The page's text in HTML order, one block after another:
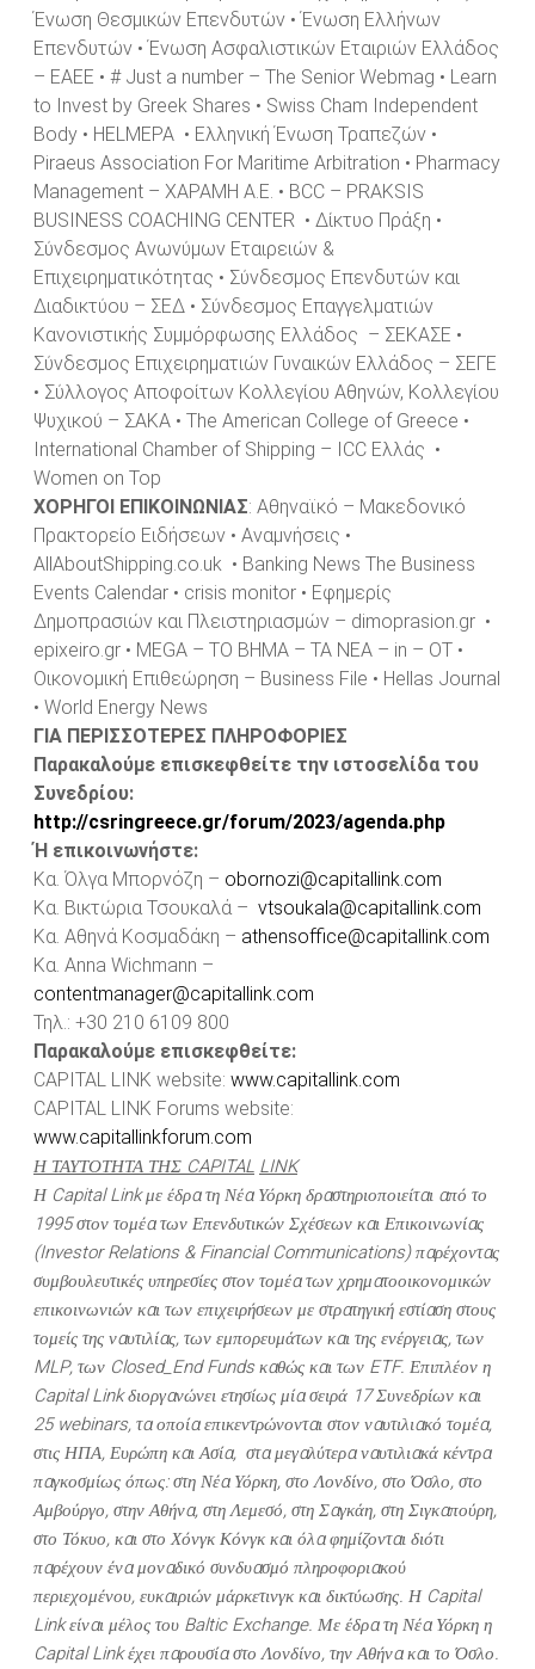
Ένωση Θεσμικών Επενδυτών • Ένωση Ελλήνων
Επενδυτών • Ένωση Ασφαλιστικών Εταιριών Ελλάδος
– ΕΑΕΕ • # Just a number – The Senior Webmag • Learn
to Invest by Greek Shares • Swiss Cham Independent
Body • HELMEPA • Ελληνική Ένωση Τραπεζών •
Piraeus Association For Maritime Arbitration • Pharmacy
Management – ΧΑΡΑΜΗ Α.Ε. • BCC – PRAKSIS
BUSINESS COACHING CENTER • Δίκτυο Πράξη •
Σύνδεσμος Ανωνύμων Εταιρειών &
Επιχειρηματικότητας • Σύνδεσμος Επενδυτών και
Διαδικτύου – ΣΕΔ • Σύνδεσμος Επαγγελματιών
Κανονιστικής Συμμόρφωσης Ελλάδος – ΣΕΚΑΣΕ •
Σύνδεσμος Επιχειρηματιών Γυναικών Ελλάδος – ΣΕΓΕ
• Σύλλογος Αποφοίτων Κολλεγίου Αθηνών, Κολλεγίου
Ψυχικού – ΣΑΚΑ • The American College of Greece •
International Chamber of Shipping – ICC Ελλάς •
Women on Top
ΧΟΡΗΓΟΙ ΕΠΙΚΟΙΝΩΝΙΑΣ: Αθηναϊκό – Μακεδονικό
Πρακτορείο Ειδήσεων • Αναμνήσεις •
AllAboutShipping.co.uk • Banking News The Business
Events Calendar • crisis monitor • Εφημερίς
Δημοπρασιών και Πλειστηριασμών – dimoprasion.gr •
epixeiro.gr • MEGA – ΤΟ ΒΗΜΑ – ΤΑ ΝΕΑ – in – OT •
Οικονομική Επιθεώρηση – Business File • Hellas Journal
• World Energy News
ΓΙΑ ΠΕΡΙΣΣΟΤΕΡΕΣ ΠΛΗΡΟΦΟΡΙΕΣ
Παρακαλούμε επισκεφθείτε την ιστοσελίδα του
Συνεδρίου:
http://csringreece.gr/forum/2023/agenda.php
Ή επικοινωνήστε:
Κα. Όλγα Μπορνόζη – obornozi@capitallink.com
Κα. Βικτώρια Τσουκαλά – vtsoukala@capitallink.com
Κα. Αθηνά Κοσμαδάκη – athensoffice@capitallink.com
Κα. Anna Wichmann –
contentmanager@capitallink.com
Τηλ.: +30 210 6109 800
Παρακαλούμε επισκεφθείτε:
CAPITAL LINK website: www.capitallink.com
CAPITAL LINK Forums website:
www.capitallinkforum.com
Η ΤΑΥΤΟΤΗΤΑ ΤΗΣ CAPITAL LINK
Η Capital Linkμε έδρα τη Νέα Υόρκη δραστηριοποιείται από το
1995 στον τομέα των Επενδυτικών Σχέσεων και Επικοινωνίας
(Investor Relations&Financial Communications) παρέχοντας
συμβουλευτικές υπηρεσίες στον τομέα των χρηματοοικονομικών
επικοινωνιών και των επιχειρήσεων με στρατηγική εστίαση στους
τομείς της ναυτιλίας, των εμπορευμάτων και της ενέργειας, των
MLP, των Closed_End Fundsκαθώς και των ETF. Επιπλέον η
Capital Linkδιοργανώνει ετησίως μία σειρά 17 Συνεδρίων και
25webinars, τα οποία επικεντρώνονται στον ναυτιλιακό τομέα,
στις ΗΠΑ, Ευρώπη και Ασία, στα μεγαλύτερα ναυτιλιακά κέντρα
παγκοσμίως όπως: στη Νέα Υόρκη, στο Λονδίνο, στο Όσλο, στο
Αμβούργο, στην Αθήνα, στη Λεμεσό, στη Σαγκάη, στη Σιγκαπούρη,
στο Τόκυο, και στο Χόνγκ Κόνγκ και όλα φημίζονται διότι
παρέχουν ένα μοναδικό συνδυασμό πληροφοριακού
περιεχομένου, ευκαιριών μάρκετινγκ και δικτύωσης. Η Capital
Linkείναι μέλος του Baltic Exchange. Με έδρα τη Νέα Υόρκη η
Capital Linkέχει παρουσία στο Λονδίνο, την Αθήνα και το Όσλο.